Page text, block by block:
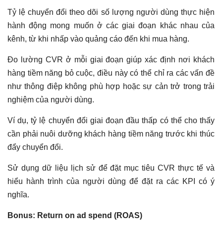
Tỷ lệ chuyển đổi theo dõi số lượng người dùng thực hiện
hành động mong muốn ở các giai đoạn khác nhau của
kênh, từ khi nhấp vào quảng cáo đến khi mua hàng.
Đo lường CVR ở mỗi giai đoạn giúp xác định nơi khách
hàng tiềm năng bỏ cuộc, điều này có thể chỉ ra các vấn đề
như thông điệp không phù hợp hoặc sự cản trở trong trải
nghiệm của người dùng.
Ví dụ, tỷ lệ chuyển đổi giai đoạn đầu thấp có thể cho thấy
cần phải nuôi dưỡng khách hàng tiềm năng trước khi thúc
đẩy chuyển đổi.
Sử dụng dữ liệu lịch sử để đặt mục tiêu CVR thực tế và
hiểu hành trình của người dùng để đặt ra các KPI có ý
nghĩa.
Bonus: Return on ad spend (ROAS)